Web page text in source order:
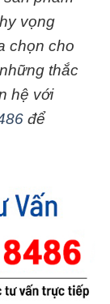
vọng
chọn cho
thắc
hệ với
để